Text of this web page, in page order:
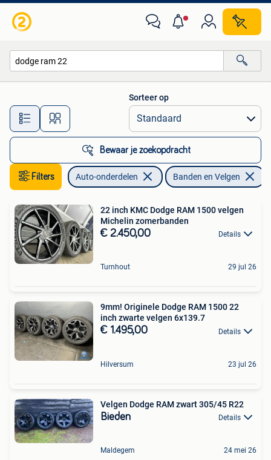
Alle afstanden…
Sorteer op
Bewaar je zoekopdracht
Filters Auto-onderdelen Banden en Velgen
22 inch KMC Dodge RAM 1500 velgen
Michelin zomerbanden
€ 2.450,00 Details
Turnhout 29 jul 26
9mm! Originele Dodge RAM 1500 22
inch zwarte velgen 6x139.7
€ 1.495,00 Details
Hilversum 23 jul 26
Velgen Dodge RAM zwart 305/45 R22
Bieden Details
Maldegem 24 mei 26